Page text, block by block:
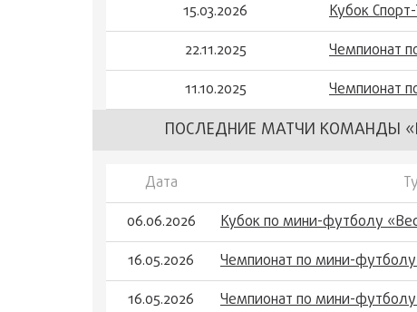
15.03.2026
Кубок
22.11.2025
Чемпионат
11.10.2025
Чемпионат
ПОСЛЕДНИЕ МАТЧИ КОМАНДЫ
Дата
06.06.2026
Кубок по мини-футболу
16.05.2026
Чемпионат по мини-
16.05.2026
Чемпионат по мини-